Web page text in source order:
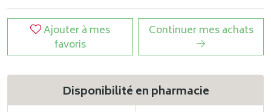
Ajouter à mes
favoris
Continuer mes achats
Disponibilité en pharmacie